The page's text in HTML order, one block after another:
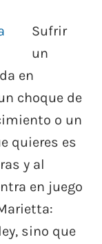
Sufrir
un
en
choque de
o un
quieres es
y al
en juego
sino que